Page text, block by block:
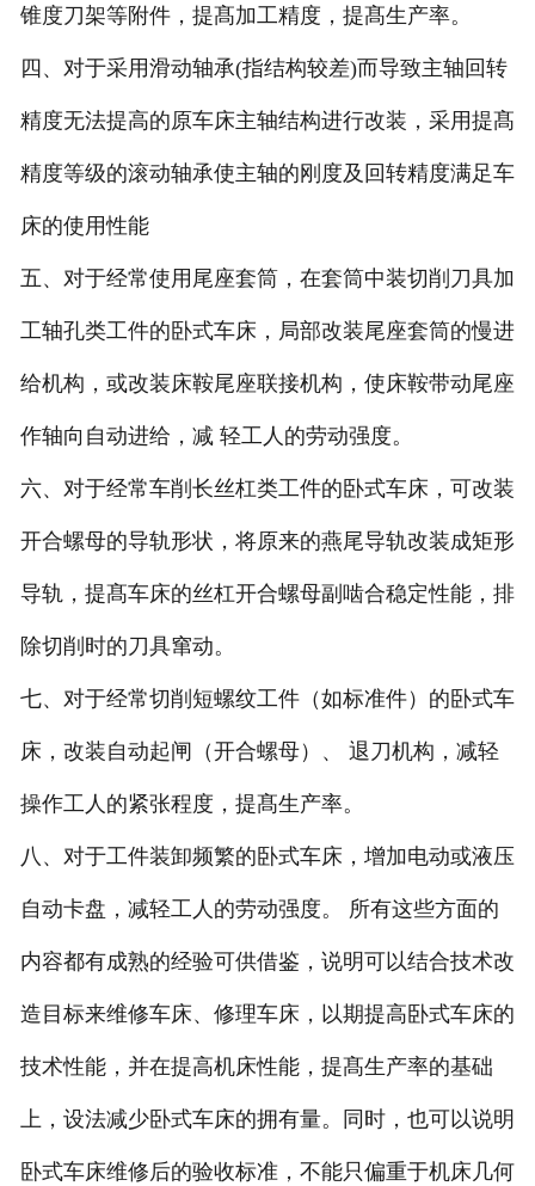
锥度刀架等附件，提髙加工精度，提髙生产率。
四、 对于采用滑动轴承(指结构较差)而导致主轴回转
精度无法提高的原车床主轴结构进行改装，采用提髙
精度等级的滚动轴承使主轴的刚度及回转精度满足车
床的使用性能
五、 对于经常使用尾座套筒，在套筒中装切削刀具加
工轴孔类工件的卧式车床，局部改装尾座套筒的慢进
给机构，或改装床鞍尾座联接机构，使床鞍带动尾座
作轴向自动进给，减 轻工人的劳动强度。
六、 对于经常车削长丝杠类工件的卧式车床，可改装
开合螺母的导轨形状，将原来的燕尾导轨改装成矩形
导轨，提髙车床的丝杠开合螺母副啮合稳定性能，排
除切削时的刀具窜动。
七、对于经常切削短螺纹工件（如标准件）的卧式车
床，改装自动起闸（开合螺母）、 退刀机构，减轻
操作工人的紧张程度，提髙生产率。
八、对于工件装卸频繁的卧式车床，增加电动或液压
自动卡盘，减轻工人的劳动强度。 所有这些方面的
内容都有成熟的经验可供借鉴，说明可以结合技术改
造目标来维修车床、修理车床，以期提高卧式车床的
技术性能，并在提高机床性能，提髙生产率的基础
上，设法减少卧式车床的拥有量。同时，也可以说明
卧式车床维修后的验收标准，不能只偏重于机床几何